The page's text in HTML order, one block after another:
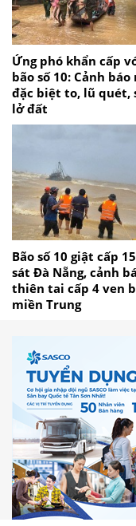
Ứng phó khẩn cấp
bão số 10: Cảnh báo
đặc biệt to, lũ quét,
lở đất
Bão số 10 giật cấp
sát Đà Nẵng, cảnh
thiên tai cấp 4 ven
miền Trung